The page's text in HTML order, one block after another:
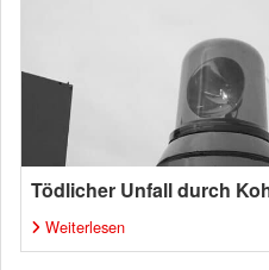
Tödlicher Unfall durch
Weiterlesen